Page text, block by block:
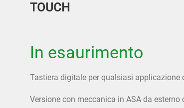
TOUCH
In esaurimento
Tastiera digitale per qualsiasi applicazione
Versione con meccanica in ASA da esterno